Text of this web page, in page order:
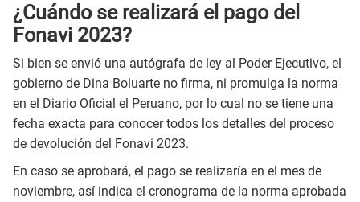
¿Cuándo se realizará el pago del
Fonavi 2023?
Si bien se envió una autógrafa de ley al Poder Ejecutivo, el
gobierno de Dina Boluarte no firma, ni promulga la norma
en el Diario Oficial el Peruano, por lo cual no se tiene una
fecha exacta para conocer todos los detalles del proceso
de devolución del Fonavi 2023.
En caso se aprobará, el pago se realizaría en el mes de
noviembre, así indica el cronograma de la norma aprobada